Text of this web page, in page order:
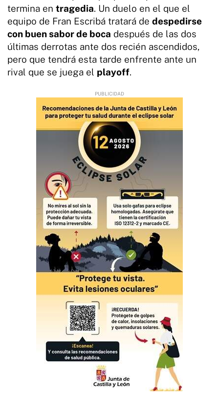
termina en tragedia. Un duelo en el que el
equipo de Fran Escribá tratará de despedirse
con buen sabor de boca después de las dos
últimas derrotas ante dos recién ascendidos,
pero que tendrá esta tarde enfrente ante un
rival que se juega el playoff.